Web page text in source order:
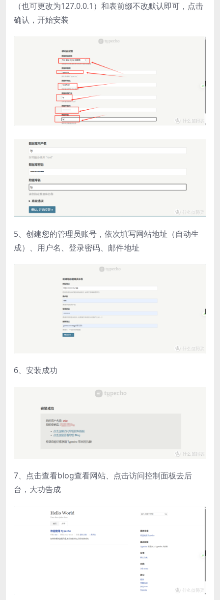
（也可更改为127.0.0.1）和表前缀不改默认即可，点击
确认，开始安装
5、创建您的管理员账号，依次填写网站地址（自动生
成）、用户名、登录密码、邮件地址
6、安装成功
7、点击查看blog查看网站、点击访问控制面板去后
台，大功告成